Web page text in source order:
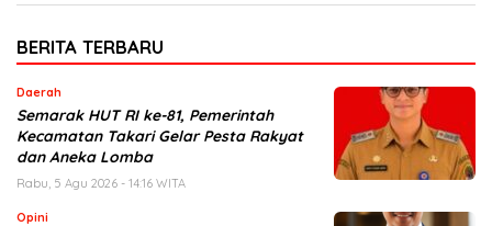
BERITA TERBARU
Daerah
Semarak HUT RI ke-81, Pemerintah
Kecamatan Takari Gelar Pesta Rakyat
dan Aneka Lomba
Rabu, 5 Agu 2026 - 14:16 WITA
Opini